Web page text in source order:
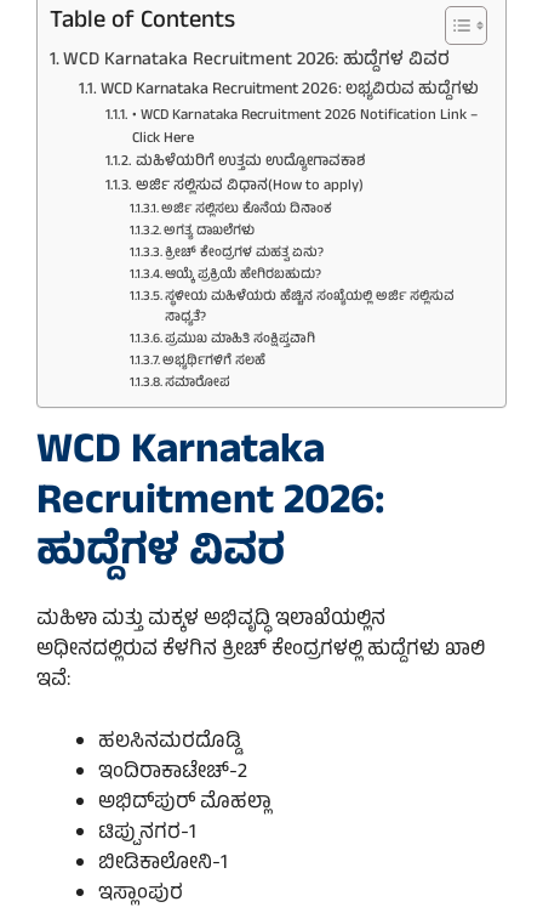
Table of Contents
WCD Karnataka Recruitment 2026: ಹುದ್ದೆಗಳ ವಿವರ
WCD Karnataka Recruitment 2026: ಲಭ್ಯವಿರುವ ಹುದ್ದೆಗಳು
• WCD Karnataka Recruitment 2026 Notification Link –
Click Here
ಮಹಿಳೆಯರಿಗೆ ಉತ್ತಮ ಉದ್ಯೋಗಾವಕಾಶ
ಅರ್ಜಿ ಸಲ್ಲಿಸುವ ವಿಧಾನ(How to apply)
ಅರ್ಜಿ ಸಲ್ಲಿಸಲು ಕೊನೆಯ ದಿನಾಂಕ
ಅಗತ್ಯ ದಾಖಲೆಗಳು
ಕ್ರೀಚ್ ಕೇಂದ್ರಗಳ ಮಹತ್ವ ಏನು?
ಆಯ್ಕೆ ಪ್ರಕ್ರಿಯೆ ಹೇಗಿರಬಹುದು?
ಸ್ಥಳೀಯ ಮಹಿಳೆಯರು ಹೆಚ್ಚಿನ ಸಂಖ್ಯೆಯಲ್ಲಿ ಅರ್ಜಿ ಸಲ್ಲಿಸುವ
ಸಾಧ್ಯತೆ?
ಪ್ರಮುಖ ಮಾಹಿತಿ ಸಂಕ್ಷಿಪ್ತವಾಗಿ
ಅಭ್ಯರ್ಥಿಗಳಿಗೆ ಸಲಹೆ
ಸಮಾರೋಪ
WCD Karnataka
Recruitment 2026:
ಹುದ್ದೆಗಳ ವಿವರ
ಮಹಿಳಾ ಮತ್ತು ಮಕ್ಕಳ ಅಭಿವೃದ್ಧಿ ಇಲಾಖೆಯಲ್ಲಿನ
ಅಧೀನದಲ್ಲಿರುವ ಕೆಳಗಿನ ಕ್ರೀಚ್ ಕೇಂದ್ರಗಳಲ್ಲಿ ಹುದ್ದೆಗಳು ಖಾಲಿ
ಇವೆ:
ಹಲಸಿನಮರದೊಡ್ಡಿ
ಇಂದಿರಾಕಾಟೇಚ್-2
ಅಭಿದ್‌ಪುರ್ ಮೊಹಲ್ಲಾ
ಟಿಪ್ಪುನಗರ-1
ಬೀಡಿಕಾಲೋನಿ-1
ಇಸ್ಲಾಂಪುರ